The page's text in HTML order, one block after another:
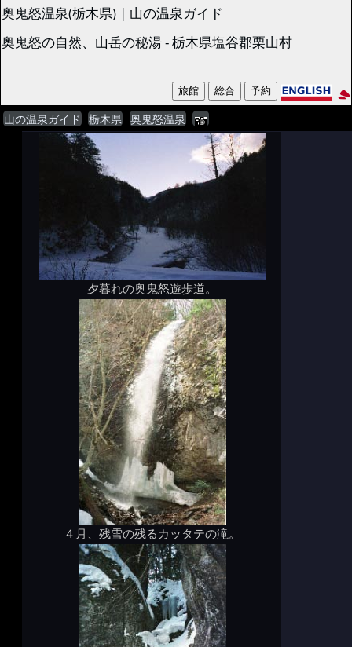
奥鬼怒温泉(栃木県) | 山の温泉ガイド
奥鬼怒の自然、山岳の秘湯 - 栃木県塩谷郡栗山村
山の温泉ガイド 栃木県 奥鬼怒温泉
夕暮れの奥鬼怒遊歩道。
４月、残雪の残るカッタテの滝。